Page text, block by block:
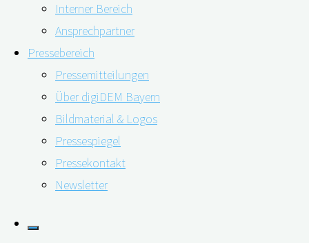
Interner Bereich
Ansprechpartner
Pressebereich
Pressemitteilungen
Über digiDEM Bayern
Bildmaterial & Logos
Pressespiegel
Pressekontakt
Newsletter
Eine Studie aus Japan hat solche Interventionen in
Pflegeheimen untersucht, darunter auch die MAKS-
Therapie. Sie wurde von Prof. Dr. med. Elmar
Gräßel entwickelt, dem Leiter des Zentrums für
Medizinische Versorgungsforschung am
Universitätsklinikum Erlangen.
Die Autor*innen um Kyosuke Yorozuya haben den Fokus